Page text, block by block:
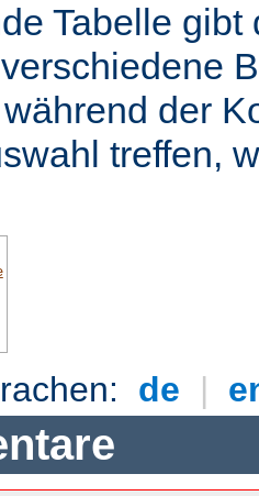
Tabelle
der
treffen,
de |